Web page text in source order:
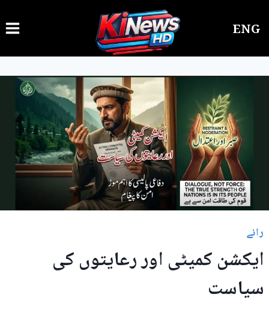
to
content
ENG
رائے
ایکشن کمیٹی اور رعایتوں کی
سیاست